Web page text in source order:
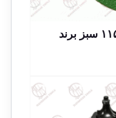
صفحه شیشه بر پودری ۱۱۵ سبز برند